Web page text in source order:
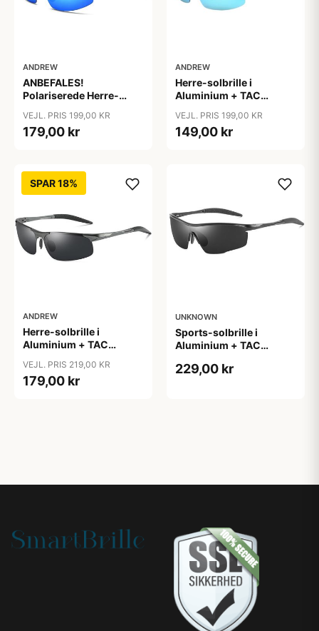
ANDREW
ANBEFALES!
Polariserede Herre-
"Indigo"
VEJL. PRIS 199,00 KR
179,00 kr
ANDREW
Herre-solbrille i
Aluminium + TAC
"Frost"
VEJL. PRIS 199,00 KR
149,00 kr
SPAR 18%
ANDREW
Herre-solbrille i
Aluminium + TAC
"Ultra"
VEJL. PRIS 219,00 KR
179,00 kr
UNKNOWN
Sports-solbrille i
Aluminium + TAC
"Sensi"
229,00 kr